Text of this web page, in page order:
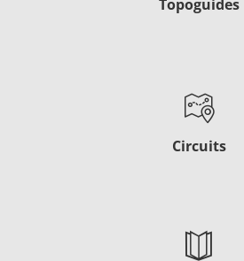
Topoguides
Circuits